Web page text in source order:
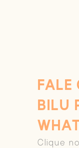
FALE
BILU
Clique